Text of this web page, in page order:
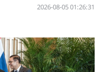
01:26:31 2026-08-05